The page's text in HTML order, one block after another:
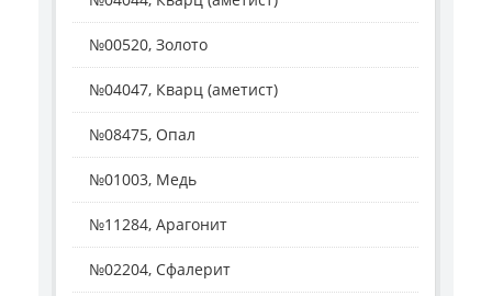
№00520, Золото
№04047, Кварц (аметист)
№08475, Опал
№01003, Медь
№11284, Арагонит
№02204, Сфалерит